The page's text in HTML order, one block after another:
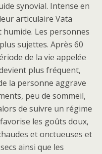
synovial. Intense en
articulaire Vata
Les personnes
sujettes. Après 60
de la vie appelée
plus fréquent,
la personne aggrave
peu de sommeil,
de suivre un régime
les goûts doux,
et onctueuses et
ainsi que les